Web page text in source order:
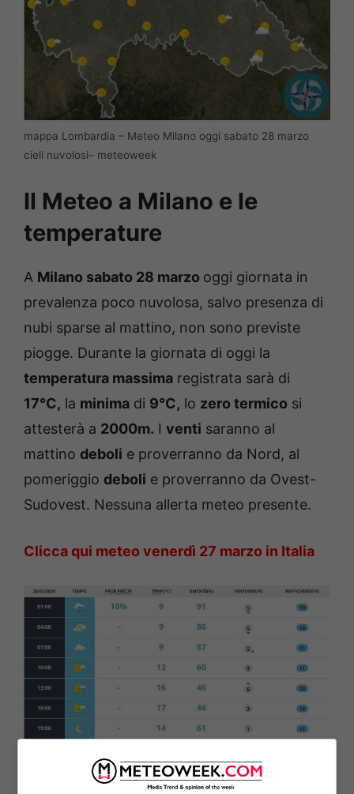
mappa Lombardia – Meteo Milano oggi sabato 28 marzo
cieli nuvolosi– meteoweek
Il Meteo a Milano e le
temperature
A Milano sabato 28 marzo oggi giornata in
prevalenza poco nuvolosa, salvo presenza di
nubi sparse al mattino, non sono previste
piogge. Durante la giornata di oggi la
temperatura massima registrata sarà di
17°C, la minima di 9°C, lo zero termico si
attesterà a 2000m. I venti saranno al
mattino deboli e proverranno da Nord, al
pomeriggio deboli e proverranno da Ovest-
Sudovest. Nessuna allerta meteo presente.
Clicca qui meteo venerdì 27 marzo in Italia
bacheca – Milano previsioni del tempo di oggi sabato 28
marzo cieli nuvolosi– meteoweek